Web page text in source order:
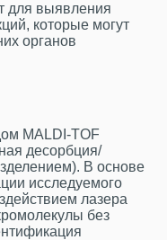
для выявления
которые могут
органов
MALDI-TОF
десорбция/
В основе
исследуемого
лазера
без